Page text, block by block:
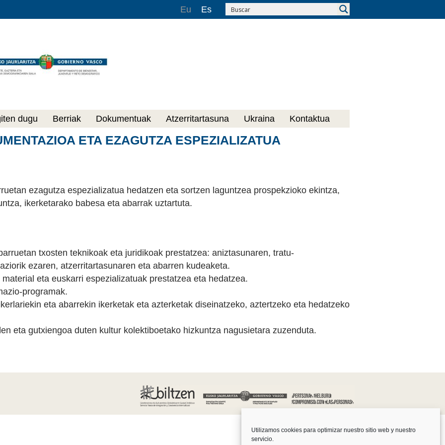
Utilizamos cookies para optimizar nuestro sitio web y nuestro
servicio.
Eu Es
dugu Berriak Dokumentuak Atzerritartasuna Ukraina Kontaktua
ETA EZAGUTZA ESPEZIALIZATUA
ezagutza espezializatua hedatzen eta sortzen laguntzea prospekzioko ekintza,
ikerketarako babesa eta abarrak uztartuta.
txosten teknikoak eta juridikoak prestatzea: aniztasunaren, tratu-
ezaren, atzerritartasunaren eta abarren kudeaketa.
eta euskarri espezializatuak prestatzea eta hedatzea.
programak.
eta abarrekin ikerketak eta azterketak diseinatzeko, aztertzeko eta hedatzeko
eta gutxiengoa duten kultur kolektiboetako hizkuntza nagusietara zuzenduta.